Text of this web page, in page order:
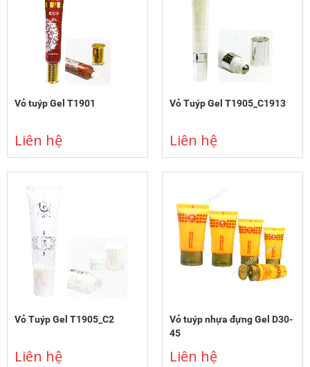
Vỏ tuýp Gel T1901
Liên hệ
Vỏ Tuýp Gel T1905_C1913
Liên hệ
Vỏ Tuýp Gel T1905_C2
Liên hệ
Vỏ tuýp nhựa đựng Gel D30-
45
Liên hệ